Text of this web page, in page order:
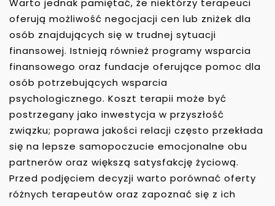
Warto jednak pamiętać, że niektórzy terapeuci
oferują możliwość negocjacji cen lub zniżek dla
osób znajdujących się w trudnej sytuacji
finansowej. Istnieją również programy wsparcia
finansowego oraz fundacje oferujące pomoc dla
osób potrzebujących wsparcia
psychologicznego. Koszt terapii może być
postrzegany jako inwestycja w przyszłość
związku; poprawa jakości relacji często przekłada
się na lepsze samopoczucie emocjonalne obu
partnerów oraz większą satysfakcję życiową.
Przed podjęciem decyzji warto porównać oferty
różnych terapeutów oraz zapoznać się z ich